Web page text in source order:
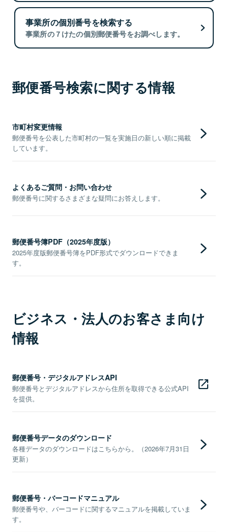
事業所の個別番号を検索する
事業所の７けたの個別郵便番号をお調べします。
郵便番号検索に関する情報
市町村変更情報
郵便番号を公表した市町村の一覧を実施日の新しい順に掲載
しています。
よくあるご質問・お問い合わせ
郵便番号に関するさまざまな疑問にお答えします。
郵便番号簿PDF（2025年度版）
2025年度版郵便番号簿をPDF形式でダウンロードできま
す。
ビジネス・法人のお客さま向け
情報
郵便番号・デジタルアドレスAPI
郵便番号とデジタルアドレスから住所を取得できる公式API
を提供。
郵便番号データのダウンロード
各種データのダウンロードはこちらから。（2026年7月31日
更新）
郵便番号・バーコードマニュアル
郵便番号や、バーコードに関するマニュアルを掲載していま
す。